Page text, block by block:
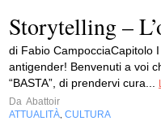
Storytelling –
di Fabio CampocciaCapitolo
antigender! Benvenuti a voi
“BASTA”, di prendervi cura...
Da Abattoir
ATTUALITÀ CULTURA